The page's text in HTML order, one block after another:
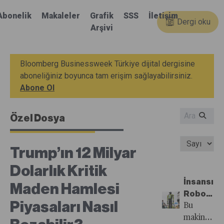
Makaleler
Grafik
Arşivi
SSS İletişim
Dergi oku
Bloomberg Businessweek Türkiye dijital dergisine
aboneliğiniz boyunca tam erişim sağlayabilirsiniz.
Abone Ol
Özel Dosya
Trump’ın 12 Milyar
Dolarlık Kritik
Maden Hamlesi
Piyasaları Nasıl
İnsansı
Robotlar
Yapay
Zekâ
Bu
makineler